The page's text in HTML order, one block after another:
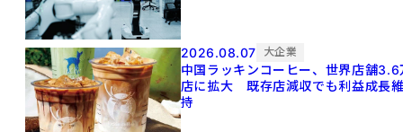
2026.08.07 大企業
中国ラッキンコーヒー、世界店舗3.6
店に拡大 既存店減収でも利益成長
持